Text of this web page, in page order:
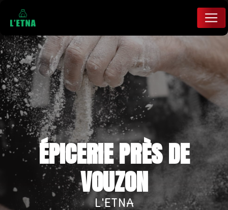
ÉPICERIE PRÈS DE
VOUZON
L'ETNA